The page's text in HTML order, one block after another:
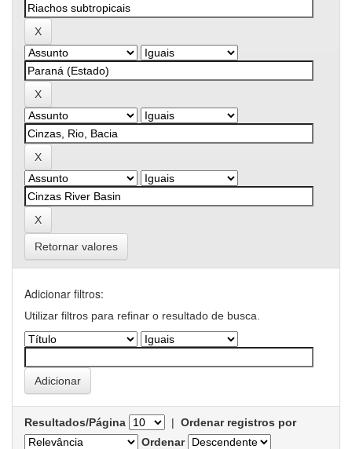
Retornar valores
Adicionar filtros:
Utilizar filtros para refinar o resultado de busca.
Resultados/Página | Ordenar registros por
Ordenar